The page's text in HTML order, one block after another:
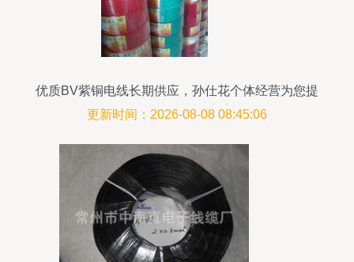
优质BV紫铜电线长期供应，孙仕花个体经营为您提
供可靠电力电缆方案
更新时间：2026-08-08 08:45:06